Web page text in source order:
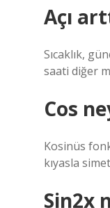
Açı
Sıcaklık,
saati diğer
Cos
Kosinüs
kıyasla
Sin2x